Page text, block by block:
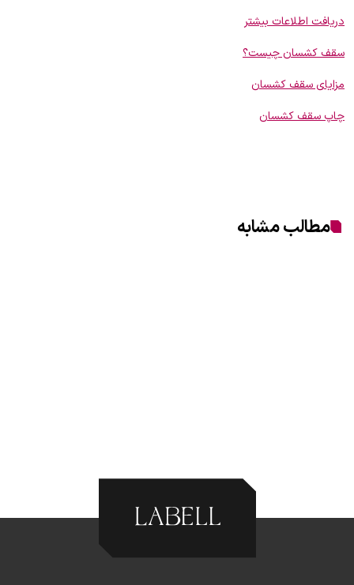
دریافت اطلاعات بیشتر
سقف کشسان چیست؟
مزایای سقف کشسان
چاپ سقف کشسان
مطالب مشابه